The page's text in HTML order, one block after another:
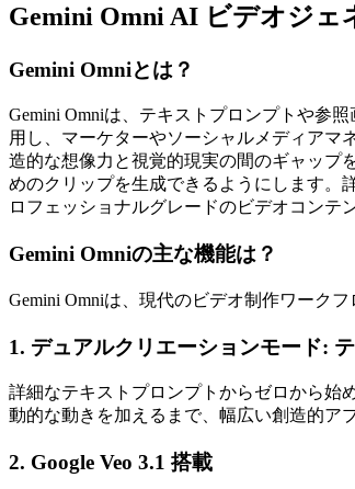
Gemini Omni AI ビデオジェ
Gemini Omniとは？
Gemini Omniは、テキストプロンプトや参
用し、マーケターやソーシャルメディアマ
造的な想像力と視覚的現実の間のギャップ
めのクリップを生成できるようにします。
ロフェッショナルグレードのビデオコンテ
Gemini Omniの主な機能は？
Gemini Omniは、現代のビデオ制作ワーク
1. デュアルクリエーションモード:
詳細なテキストプロンプトからゼロから始
動的な動きを加えるまで、幅広い創造的ア
2. Google Veo 3.1 搭載